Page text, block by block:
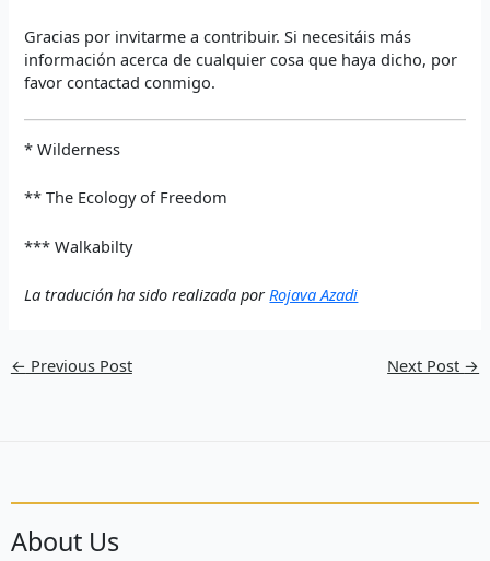
Gracias por invitarme a contribuir. Si necesitáis más
información acerca de cualquier cosa que haya dicho, por
favor contactad conmigo.
* Wilderness
** The Ecology of Freedom
*** Walkabilty
La tradución ha sido realizada por Rojava Azadi
← Previous Post Next Post →
About Us